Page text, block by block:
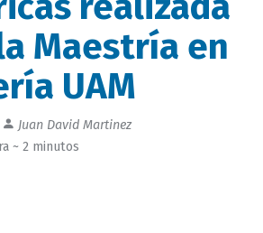
Maestría en
UAM
Juan David Martinez
~ 2 minutos